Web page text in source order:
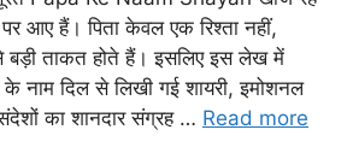
आए हैं। पिता केवल एक रिश्ता नहीं,
बड़ी ताकत होते हैं। इसलिए इस लेख में
नाम दिल से लिखी गई शायरी, इमोशनल
का शानदार संग्रह … Read more